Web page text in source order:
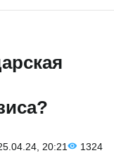
20:21 1324